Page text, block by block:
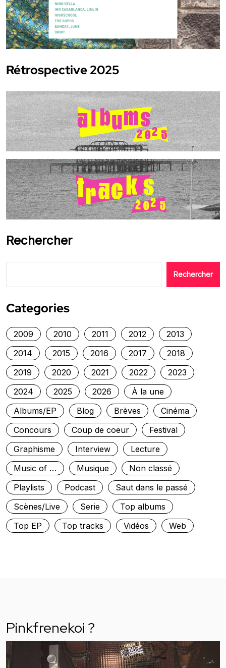
Rétrospective 2025
Rechercher
Rechercher
Categories
2009 2010 2011 2012
2013
2014
2015 2016 2017
2018
2019
2020 2021 2022
2023
2024
2025 2026
À la une
Albums/EP
Blog Brèves
Cinéma
Concours
Coup de coeur
Festival
Graphisme
Interview
Lecture
Music of …
Musique
Non classé
Playlists
Podcast
Saut dans le passé
Scènes/Live
Serie
Top albums
Top EP
Top tracks Vidéos Web
Pinkfrenekoi ?